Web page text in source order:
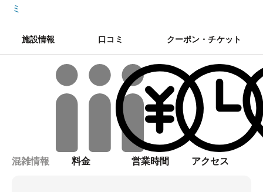
ミ
施設情報 口コミ クーポン・チケット
混雑情報 料金 営業時間 アクセス